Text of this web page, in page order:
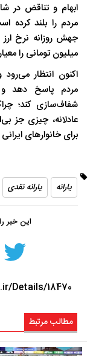
ابهام و تناقض در
مردم را بلند
میلیون تومانی را
اکنون انتظار می‌رود
مردم پاسخ دهد
شفاف‌سازی کند؛
عادلانه، چیزی جز
برای خانوارهای
یارانه یارانه نقدی
این خبر
Details/18470
مطالب مرتبط